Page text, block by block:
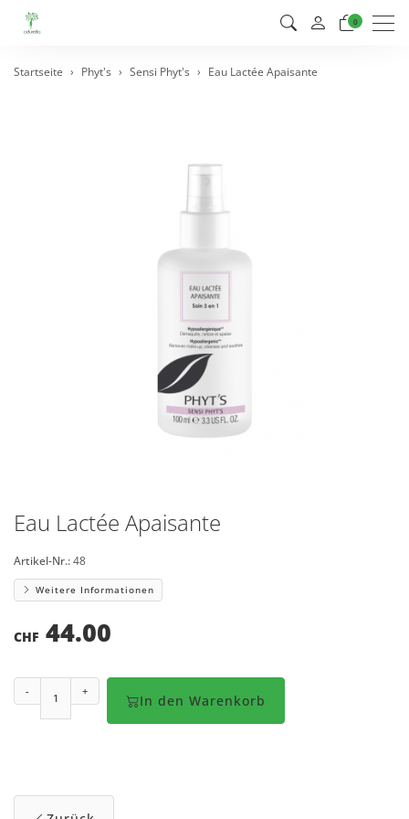
0
Startseite Phyt's Sensi Phyt's Eau Lactée Apaisante
Eau Lactée Apaisante
Artikel-Nr.:48
Weitere Informationen
CHF 44.00
- +
In den Warenkorb